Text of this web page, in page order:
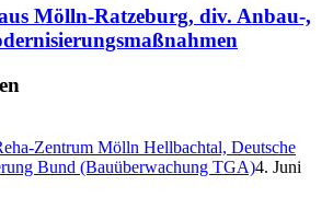
Mölln-Ratzeburg, div. Anbau-,
Zentrum Mölln Hellbachtal, Deutsche
Bund (Bauüberwachung TGA)4. Juni